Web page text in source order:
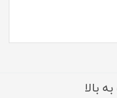
بالا